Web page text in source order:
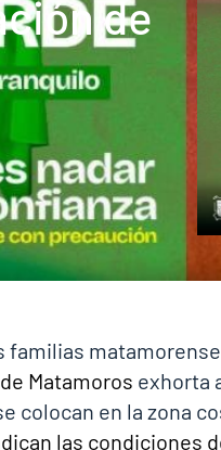
de
familias
Matamoros exhorta
colocan en la zona
las condiciones